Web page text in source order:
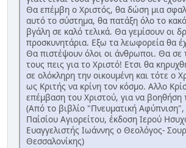
Θα επέμβη ο Χριστός, θα δώση μια
αυτό το σύστημα, θα πατάξη όλο το
βγάλη σε καλό τελικά. Θα γεμίσουν οι
προσκυνητάρια. Εξω τα λεωφορεία θα
Θα πιστέψουν όλοι οι άνθρωποι. Θα σε
τους πεις για το Χριστό! Ετσι θα
σε ολόκληρη την οικουμένη και τότε ο
ως Κριτής να κρίνη τον κόσμο. Αλλο
επέμβαση του Χριστού, για να βοηθήση
(Από το βιβλίο "Πνευματική Αφύπνιση",
Παίσίου Αγιορείτου, έκδοση Ιερού
Ευαγγελιστής Ιωάννης ο Θεολόγος-
Θεσσαλονίκης)